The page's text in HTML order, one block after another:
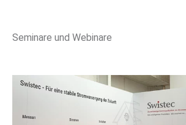
Seminare und Webinare